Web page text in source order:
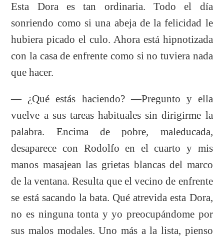
Esta Dora es tan ordinaria. Todo el día
sonriendo como si una abeja de la felicidad le
hubiera picado el culo. Ahora está hipnotizada
con la casa de enfrente como si no tuviera nada
que hacer.
— ¿Qué estás haciendo? —Pregunto y ella
vuelve a sus tareas habituales sin dirigirme la
palabra. Encima de pobre, maleducada,
desaparece con Rodolfo en el cuarto y mis
manos masajean las grietas blancas del marco
de la ventana. Resulta que el vecino de enfrente
se está sacando la bata. Qué atrevida esta Dora,
no es ninguna tonta y yo preocupándome por
sus malos modales. Uno más a la lista, pienso